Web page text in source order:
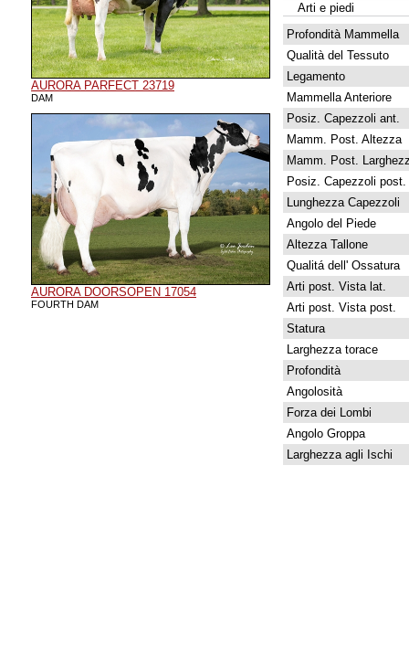
AURORA PARFECT 23719
DAM
AURORA DOORSOPEN 17054
FOURTH DAM
Arti e piedi
Profondità Mammella
Qualità del Tessuto
Legamento
Mammella Anteriore
Posiz. Capezzoli ant.
Mamm. Post. Altezza
Mamm. Post.
Posiz. Capezzoli post.
Lunghezza Capezzoli
Angolo del Piede
Altezza Tallone
Qualitá dell' Ossatura
Arti post. Vista lat.
Arti post. Vista post.
Statura
Larghezza torace
Profondità
Angolosità
Forza dei Lombi
Angolo Groppa
Larghezza agli Ischi